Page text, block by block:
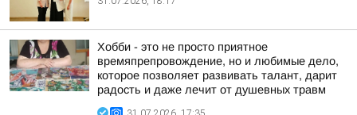
Хобби - это не просто приятное
времяпрепровождение, но и любимые дело,
которое позволяет развивать талант, дарит
радость и даже лечит от душевных травм